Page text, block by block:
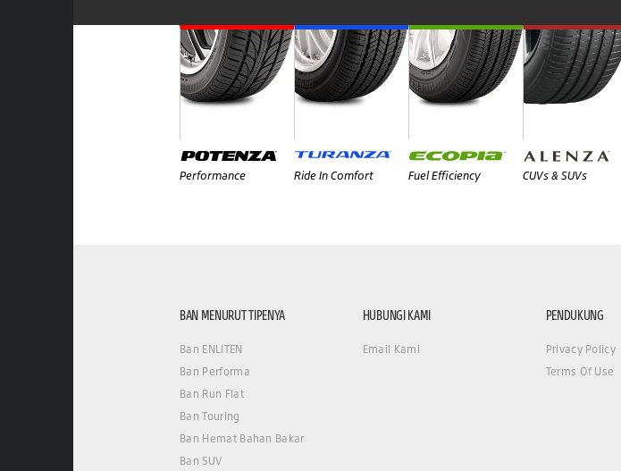
Performance Ride In Comfort Fuel Efficiency CUVs & SUVs
BAN MENURUT TIPENYA
Ban ENLITEN
Ban Performa
Ban Run Flat
Ban Touring
Ban Hemat Bahan Bakar
Ban SUV
HUBUNGI KAMI
Email Kami
PENDUKUNG
Privacy Policy
Terms Of Use